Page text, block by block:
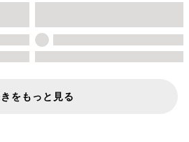
をもっと見る